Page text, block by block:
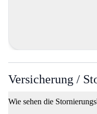
Versicherung /
Wie sehen die